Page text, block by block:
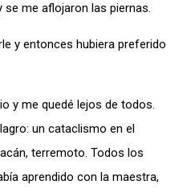
me aflojaron las piernas.
y entonces hubiera preferido
y me quedé lejos de todos.
un cataclismo en el
terremoto. Todos los
aprendido con la maestra,